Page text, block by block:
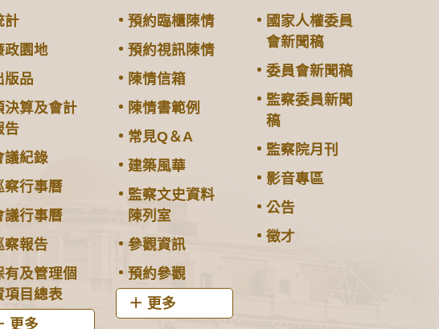
計
政園地
版品
決算及會計
告
議紀錄
察行事曆
議行事曆
察報告
有及管理個
項目總表
更多
預約臨櫃陳情
預約視訊陳情
陳情信箱
陳情書範例
常見Q＆A
建築風華
監察文史資料
陳列室
參觀資訊
預約參觀
更多
國家人權委員
會新聞稿
委員會新聞稿
監察委員新聞
稿
監察院月刊
影音專區
公告
徵才